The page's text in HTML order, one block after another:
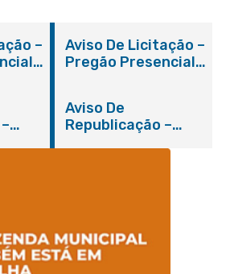
–
Aviso De Licitação –
Pregão Presencial
Aviso De
Republicação –